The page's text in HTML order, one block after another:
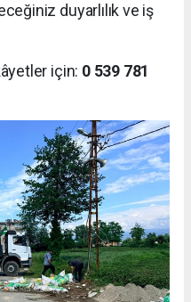
duyarlılık ve iş
için: 0 539 781